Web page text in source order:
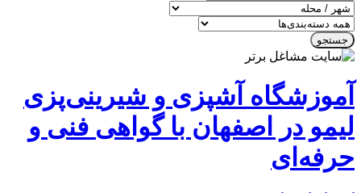
آشپزی و شیرینی‌پزی
در اصفهان با گواهی فنی و